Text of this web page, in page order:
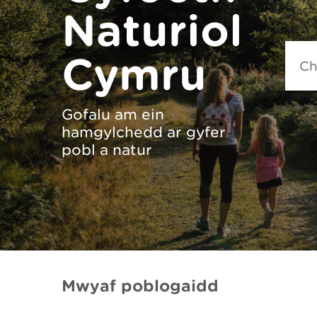
Naturiol
Cymru
Gofalu am ein
hamgylchedd ar gyfer
pobl a natur
Mwyaf poblogaidd